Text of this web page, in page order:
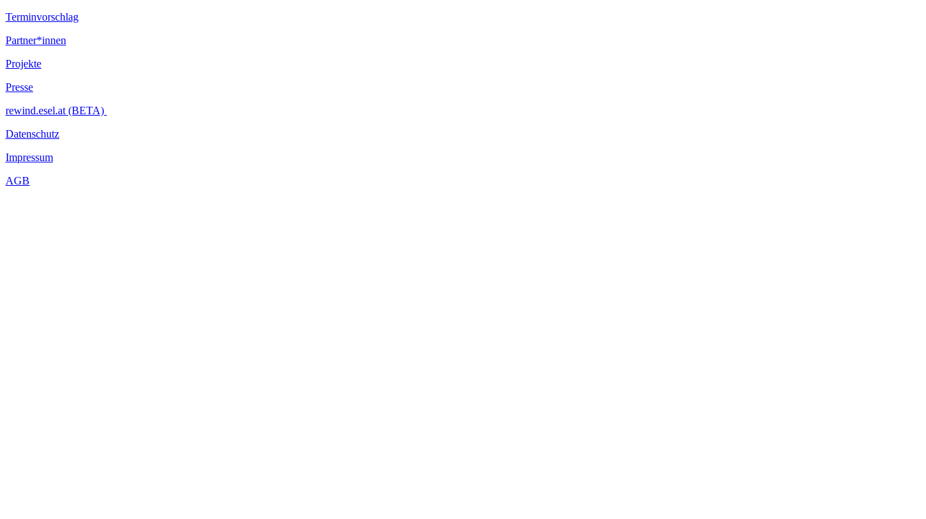
Terminvorschlag
Partner*innen
Projekte
Presse
rewind.esel.at (BETA)
Datenschutz
Impressum
AGB